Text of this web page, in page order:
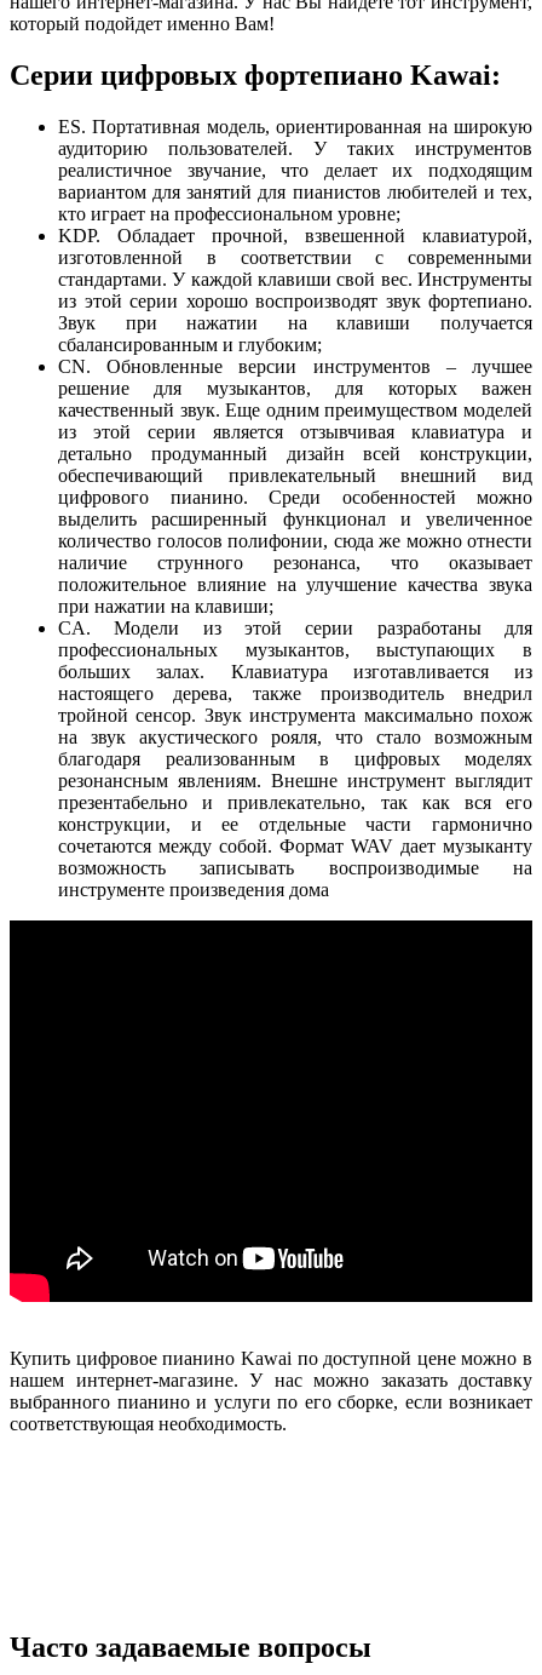
который подойдет именно Вам!
Серии цифровых фортепиано Kawai:
ES. Портативная модель, ориентированная на широкую
аудиторию пользователей. У таких инструментов
реалистичное звучание, что делает их подходящим
вариантом для занятий для пианистов любителей и тех,
кто играет на профессиональном уровне;
KDP. Обладает прочной, взвешенной клавиатурой,
изготовленной в соответствии с современными
стандартами. У каждой клавиши свой вес. Инструменты
из этой серии хорошо воспроизводят звук фортепиано.
Звук при нажатии на клавиши получается
сбалансированным и глубоким;
CN. Обновленные версии инструментов – лучшее
решение для музыкантов, для которых важен
качественный звук. Еще одним преимуществом моделей
из этой серии является отзывчивая клавиатура и
детально продуманный дизайн всей конструкции,
обеспечивающий привлекательный внешний вид
цифрового пианино. Среди особенностей можно
выделить расширенный функционал и увеличенное
количество голосов полифонии, сюда же можно отнести
наличие струнного резонанса, что оказывает
положительное влияние на улучшение качества звука
при нажатии на клавиши;
CA. Модели из этой серии разработаны для
профессиональных музыкантов, выступающих в
больших залах. Клавиатура изготавливается из
настоящего дерева, также производитель внедрил
тройной сенсор. Звук инструмента максимально похож
на звук акустического рояля, что стало возможным
благодаря реализованным в цифровых моделях
резонансным явлениям. Внешне инструмент выглядит
презентабельно и привлекательно, так как вся его
конструкции, и ее отдельные части гармонично
сочетаются между собой. Формат WAV дает музыканту
возможность записывать воспроизводимые на
инструменте произведения дома
Купить цифровое пианино Kawai по доступной цене можно в
нашем интернет-магазине. У нас можно заказать доставку
выбранного пианино и услуги по его сборке, если возникает
соответствующая необходимость.
Часто задаваемые вопросы